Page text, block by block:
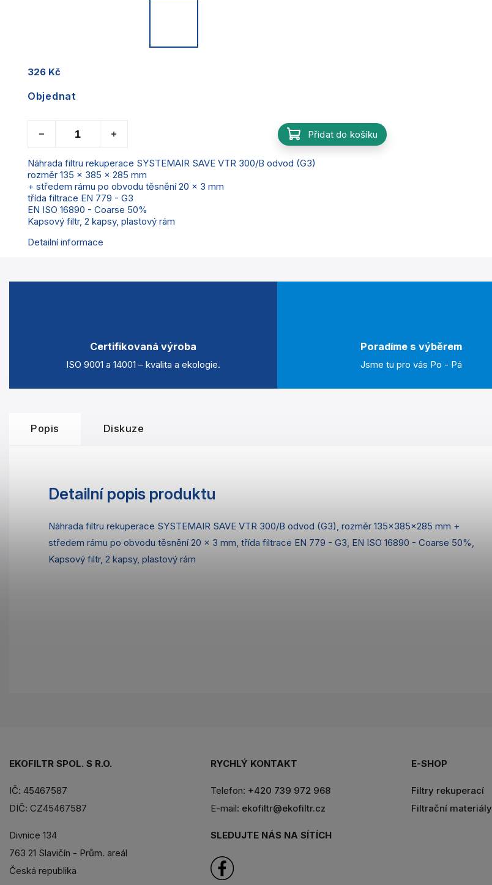
326 Kč
Objednat
Přidat do košíku
Náhrada filtru rekuperace SYSTEMAIR SAVE VTR 300/B odvod (G3)
rozměr 135 x 385 x 285 mm
+ středem rámu po obvodu těsnění 20 x 3 mm
třída filtrace EN 779 - G3
EN ISO 16890 - Coarse 50%
Kapsový filtr, 2 kapsy, plastový rám
Detailní informace
Certifikovaná výroba
ISO 9001 a 14001 – kvalita a ekologie.
Poradíme s výběrem
Jsme tu pro vás Po - Pá
Popis Diskuze
Detailní popis produktu
Náhrada filtru rekuperace SYSTEMAIR SAVE VTR 300/B odvod (G3), rozměr 135x385x285 mm +
středem rámu po obvodu těsnění 20 x 3 mm, třída filtrace EN 779 - G3, EN ISO 16890 - Coarse 50%,
Kapsový filtr, 2 kapsy, plastový rám
EKOFILTR SPOL. S R.O.
IČ: 45467587
DIČ: CZ45467587
Divnice 134
763 21 Slavičín - Prům. areál
Česká republika
RYCHLÝ KONTAKT
Telefon: +420 739 972 968
E-mail: ekofiltr@ekofiltr.cz
SLEDUJTE NÁS NA SÍTÍCH
E-SHOP
Filtry rekuperací
Filtrační materiály